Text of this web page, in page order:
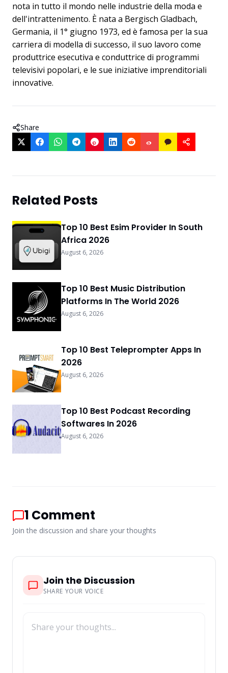
nota in tutto il mondo nelle industrie della moda e
dell'intrattenimento. È nata a Bergisch Gladbach,
Germania, il 1° giugno 1973, ed è famosa per la sua
carriera di modella di successo, il suo lavoro come
produttrice esecutiva e conduttrice di programmi
televisivi popolari, e le sue iniziative imprenditoriali
innovative.
Share
Related Posts
Top 10 Best Esim Provider In South
Africa 2026
August 6, 2026
Top 10 Best Music Distribution
Platforms In The World 2026
August 6, 2026
Top 10 Best Teleprompter Apps In
2026
August 6, 2026
Top 10 Best Podcast Recording
Softwares In 2026
August 6, 2026
1 Comment
Join the discussion and share your thoughts
Join the Discussion
SHARE YOUR VOICE